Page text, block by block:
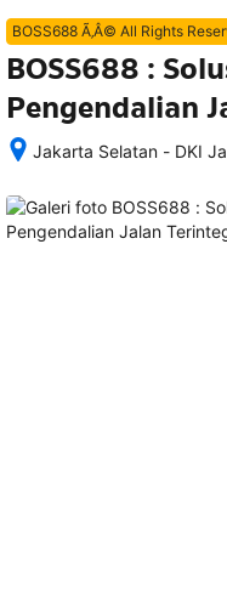
BOSS688 Ã‚Â© All Rights
BOSS688 :
Pengendalian
Jakarta Selatan - DKI
memesan,
semua
rincian